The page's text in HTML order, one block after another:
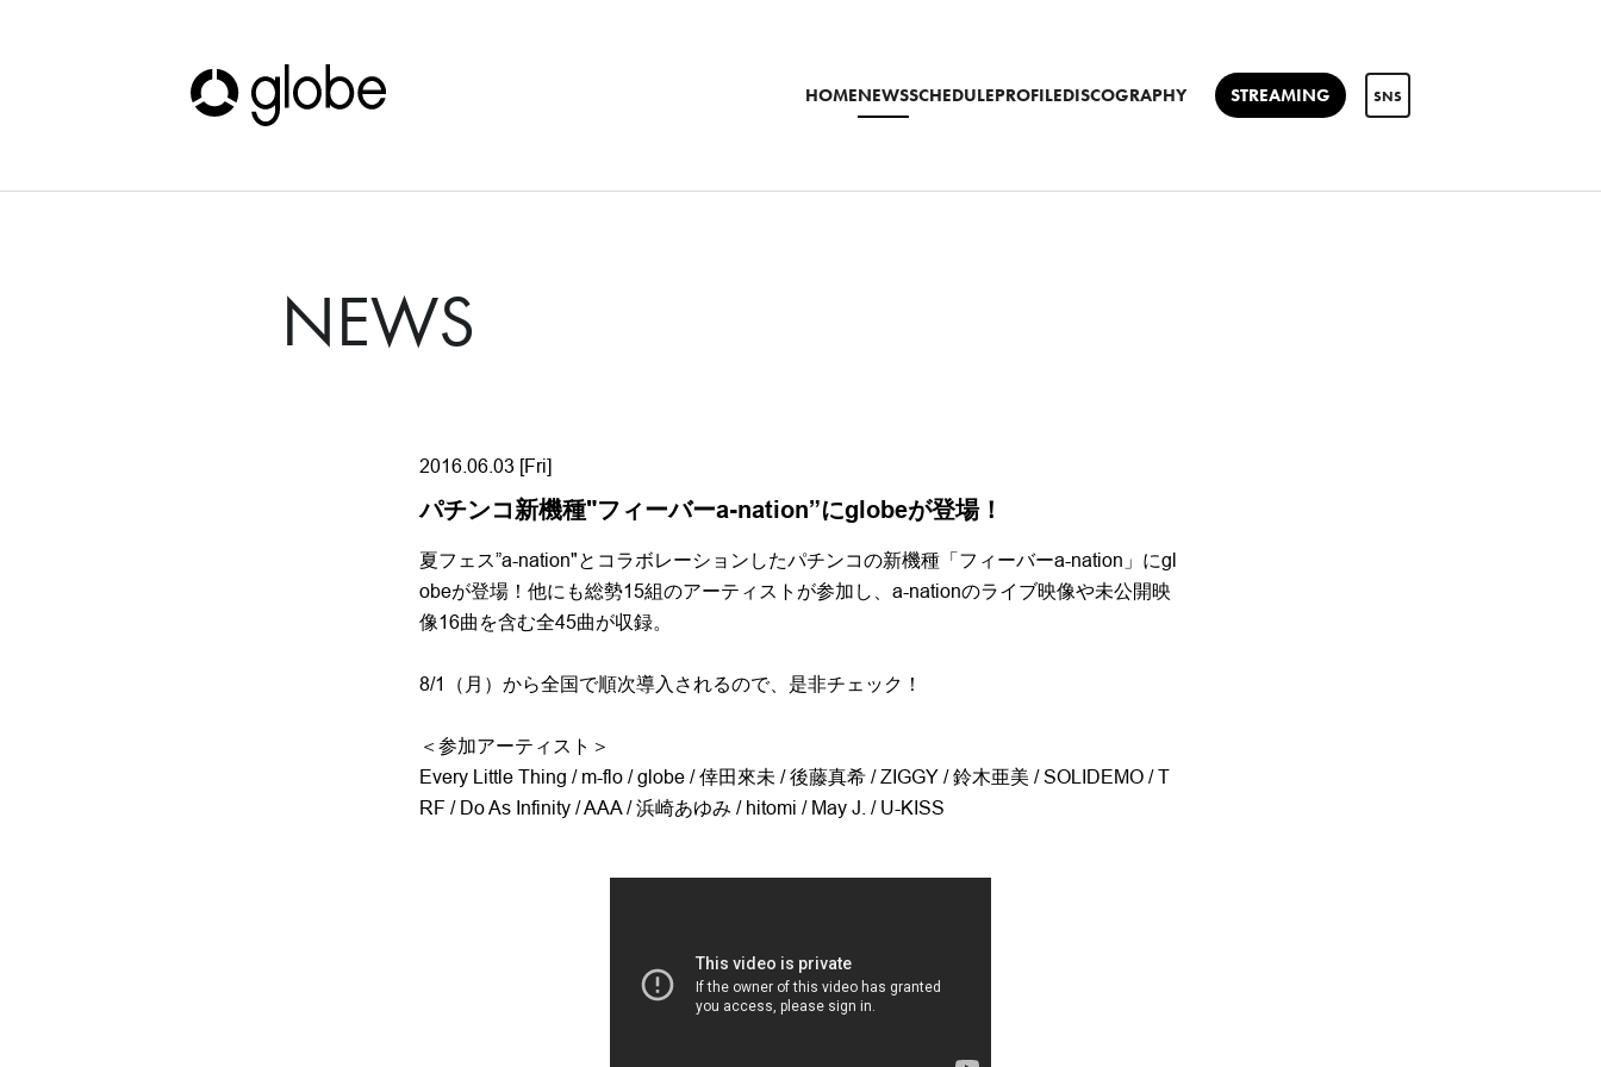
HOMENEWSSCHEDULEPROFILEDISCOGRAPHY STREAMING SNS
NEWS
2016.06.03 [Fri]
パチンコ新機種"フィーバーa-nation”にglobeが登場！
夏フェス”a-nation"とコラボレーションしたパチンコの新機種「フィーバーa-nation」にgl
obeが登場！他にも総勢15組のアーティストが参加し、a-nationのライブ映像や未公開映
像16曲を含む全45曲が収録。
8/1（月）から全国で順次導入されるので、是非チェック！
＜参加アーティスト＞
Every Little Thing / m-flo / globe / 倖田來未 / 後藤真希 / ZIGGY / 鈴木亜美 / SOLIDEMO / T
RF / Do As Infinity / AAA / 浜崎あゆみ / hitomi / May J. / U-KISS